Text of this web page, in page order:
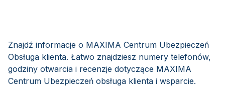
Znajdź informacje o MAXIMA Centrum Ubezpieczeń
Obsługa klienta. Łatwo znajdziesz numery telefonów,
godziny otwarcia i recenzje dotyczące MAXIMA
Centrum Ubezpieczeń obsługa klienta i wsparcie.